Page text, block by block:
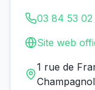
03 84 53 02
Site web
1 rue de